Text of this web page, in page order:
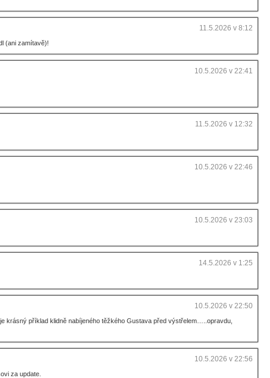
11.5.2026 v 8:12
(ani zamítavě)!
10.5.2026 v 22:41
11.5.2026 v 12:32
10.5.2026 v 22:46
10.5.2026 v 23:03
14.5.2026 v 1:25
10.5.2026 v 22:50
krásný příklad klidně nabíjeného těžkého Gustava před výstřelem…..opravdu,
10.5.2026 v 22:56
za update.